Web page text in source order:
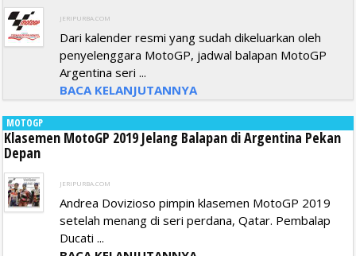
JERIPURBA.COM
Dari kalender resmi yang sudah dikeluarkan oleh
penyelenggara MotoGP, jadwal balapan MotoGP
Argentina seri ...
BACA KELANJUTANNYA
MOTOGP
Klasemen MotoGP 2019 Jelang Balapan di Argentina Pekan
Depan
JERIPURBA.COM
Andrea Dovizioso pimpin klasemen MotoGP 2019
setelah menang di seri perdana, Qatar. Pembalap
Ducati ...